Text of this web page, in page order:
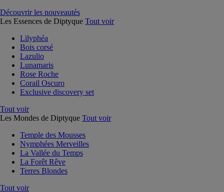
Découvrir les nouveautés
Les Essences de Diptyque Tout voir
Lilyphéa
Bois corsé
Lazulio
Lunamaris
Rose Roche
Corail Oscuro
Exclusive discovery set
Tout voir
Les Mondes de Diptyque Tout voir
Temple des Mousses
Nymphées Merveilles
La Vallée du Temps
La Forêt Rêve
Terres Blondes
Tout voir